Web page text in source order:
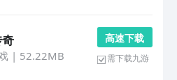
| 52.22MB
高 速 下 载
需下载九游